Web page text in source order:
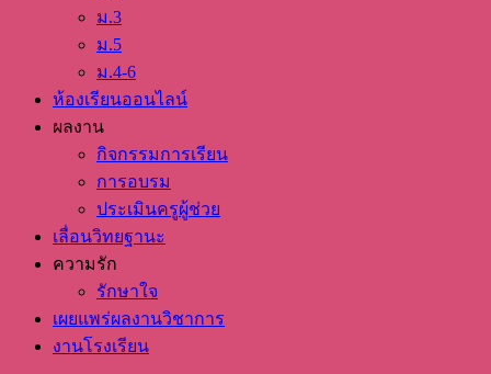
ม.3
ม.5
ม.4-6
ห้องเรียนออนไลน์
ผลงาน
กิจกรรมการเรียน
การอบรม
ประเมินครูผู้ช่วย
เลื่อนวิทยฐานะ
ความรัก
รักษาใจ
เผยแพร่ผลงานวิชาการ
งานโรงเรียน